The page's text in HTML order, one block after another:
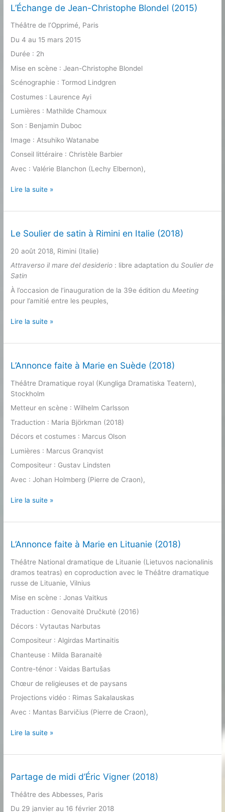
à
en
République
(2013)
L’Échange de Jean-Christophe Blondel (2015)
Théâtre de l’Opprimé, Paris
Du 4 au 15 mars 2015
Durée : 2h
Mise en scène : Jean-Christophe Blondel
Scénographie : Tormod Lindgren
Costumes : Laurence Ayi
Lumières : Mathilde Chamoux
Son : Benjamin Duboc
Image : Atsuhiko Watanabe
Conseil littéraire : Christèle Barbier
Avec : Valérie Blanchon (Lechy Elbernon),
L’Échange
Jean-
Blondel (2015)
Lire la suite »
Le Soulier de satin à Rimini en Italie (2018)
20 août 2018, Rimini (Italie)
Attraverso il mare del desiderio : libre adaptation duSoulier de
Satin
À l’occasion de l’inauguration de la 39e édition du Meeting
pour l’amitié entre les peuples,
Le
de
à
en
Italie
(2018)
Lire la suite »
L’Annonce faite à Marie en Suède (2018)
Théâtre Dramatique royal (Kungliga Dramatiska Teatern),
Stockholm
Metteur en scène : Wilhelm Carlsson
Traduction : Maria Björkman (2018)
Décors et costumes : Marcus Olson
Lumières : Marcus Granqvist
Compositeur : Gustav Lindsten
Avec : Johan Holmberg (Pierre de Craon),
L’Annonce
à
en
(2018)
Lire la suite »
L’Annonce faite à Marie en Lituanie (2018)
Théâtre National dramatique de Lituanie (Lietuvos nacionalinis
dramos teatras) en coproduction avec le Théâtre dramatique
russe de Lituanie, Vilnius
Mise en scène : Jonas Vaitkus
Traduction : Genovaitė Dručkutė (2016)
Décors : Vytautas Narbutas
Compositeur : Algirdas Martinaitis
Chanteuse : Milda Baranaitė
Contre-ténor : Vaidas Bartušas
Chœur de religieuses et de paysans
Projections vidéo : Rimas Sakalauskas
Avec : Mantas Barvičius (Pierre de Craon),
L’Annonce
à
en
(2018)
Lire la suite »
Partage de midi d’Éric Vigner (2018)
Théâtre des Abbesses, Paris
Du 29 janvier au 16 février 2018